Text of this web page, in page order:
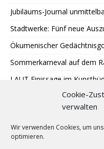
Cookie-
verwalten
Wir verwenden Cookies, um
optimieren.
Jubiläums-Journal
Stadtwerke: Fünf neue
Ökumenischer
Sommerkarneval auf dem
LAUT Finissage im
Treffen Sternenkinder-
SPD: Besuch bei Johann +
Ausstellung im